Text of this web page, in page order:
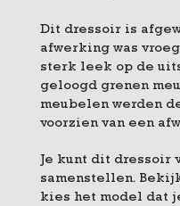
Dit dressoir is
afwerking was
sterk leek op de
geloogd grenen
meubelen werden
voorzien van een
Je kunt dit dressoir
samenstellen.
kies het model dat